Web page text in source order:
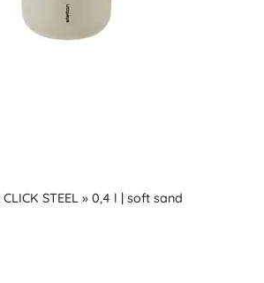
STEEL » 0,4 l | soft sand